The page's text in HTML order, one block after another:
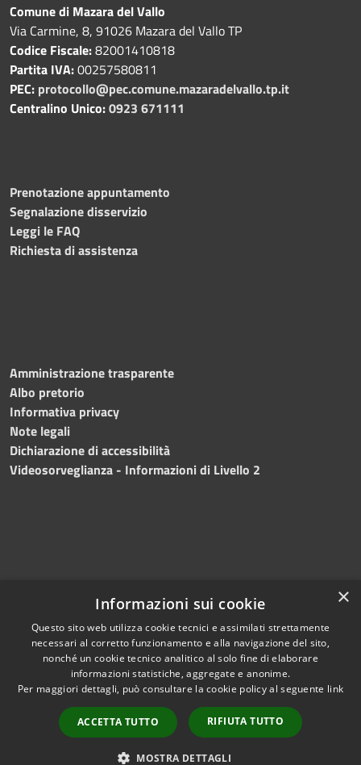
Comune di Mazara del Vallo
Via Carmine, 8, 91026 Mazara del Vallo TP
Codice Fiscale:82001410818
Partita IVA:00257580811
PEC: protocollo@pec.comune.mazaradelvallo.tp.it
Centralino Unico:0923 671111
Prenotazione appuntamento
Segnalazione disservizio
Leggi le FAQ
Richiesta di assistenza
Amministrazione trasparente
Albo pretorio
Informativa privacy
Note legali
Dichiarazione di accessibilità
Videosorveglianza - Informazioni di Livello 2
Accessibilità
Privacy
Mappa del sito
Fatturazione Elettronica
Copyright © 2024 •
Comune di Mazara del
Vallo• Powered
byMunicipium• Redazione
×
Informazioni sui cookie
Questo sito web utilizza cookie tecnici e assimilati strettamente
necessari al corretto funzionamento e alla navigazione del sito,
nonché un cookie tecnico analitico al solo fine di elaborare
informazioni statistiche, aggregate e anonime.
Per maggiori dettagli, può consultare la cookie policy al seguente link
ACCETTA TUTTO RIFIUTA TUTTO
MOSTRA DETTAGLI